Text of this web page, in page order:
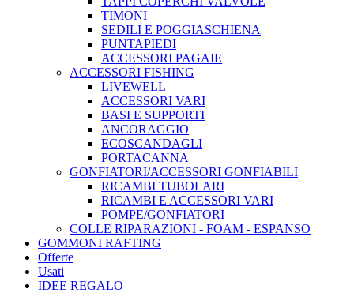
TIMONI
SEDILI E POGGIASCHIENA
PUNTAPIEDI
ACCESSORI PAGAIE
ACCESSORI FISHING
LIVEWELL
ACCESSORI VARI
BASI E SUPPORTI
ANCORAGGIO
ECOSCANDAGLI
PORTACANNA
GONFIATORI/ACCESSORI GONFIABILI
RICAMBI TUBOLARI
RICAMBI E ACCESSORI VARI
POMPE/GONFIATORI
COLLE RIPARAZIONI - FOAM - ESPANSO
GOMMONI RAFTING
Offerte
Usati
IDEE REGALO